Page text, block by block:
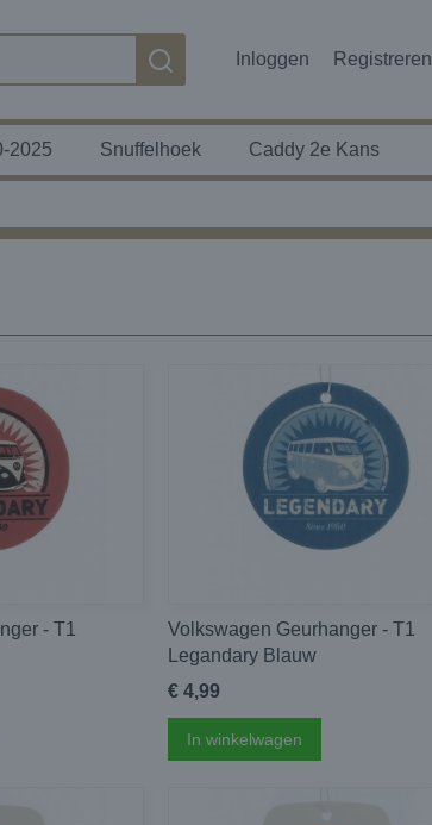
Inloggen Registreren
2025 Snuffelhoek Caddy 2e Kans
- T1
Volkswagen Geurhanger - T1
Legandary Blauw
€ 4,99
In winkelwagen